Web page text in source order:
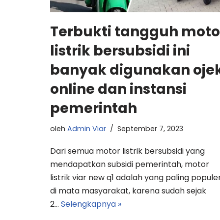
Terbukti tangguh
listrik bersubsidi ini
banyak digunakan
online dan instansi
pemerintah
oleh Admin Viar September 7, 2023
Dari semua motor listrik bersubsidi yang
mendapatkan subsidi pemerintah, motor
listrik viar new q1 adalah yang paling
di mata masyarakat, karena sudah sejak
2… Selengkapnya »